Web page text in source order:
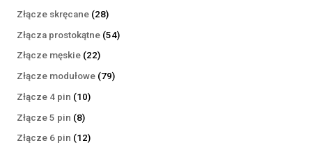
Złącze skręcane 2828
produktów
Złącza prostokątne 5454
Złącze męskie 2222
produkty
Złącze modułowe 7979
Złącze 4 pin 1010
Złącze 5 pin 88
produktów
Złącze 6 pin 1212